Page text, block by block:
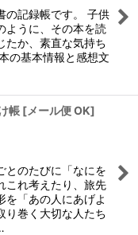
の記録帳です。 子供
ように、その本を読
たか、素直な気持ち
の基本情報と感想文
帳 [メール便 OK]
とのたびに「なにを
これ考えたり、旅先
を「あの人にあげよ
り巻く大切な人たち